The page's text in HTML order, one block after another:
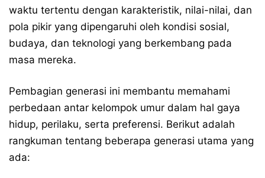
waktu tertentu dengan karakteristik, nilai-nilai, dan
pola pikir yang dipengaruhi oleh kondisi sosial,
budaya, dan teknologi yang berkembang pada
masa mereka.
Pembagian generasi ini membantu memahami
perbedaan antar kelompok umur dalam hal gaya
hidup, perilaku, serta preferensi. Berikut adalah
rangkuman tentang beberapa generasi utama yang
ada: